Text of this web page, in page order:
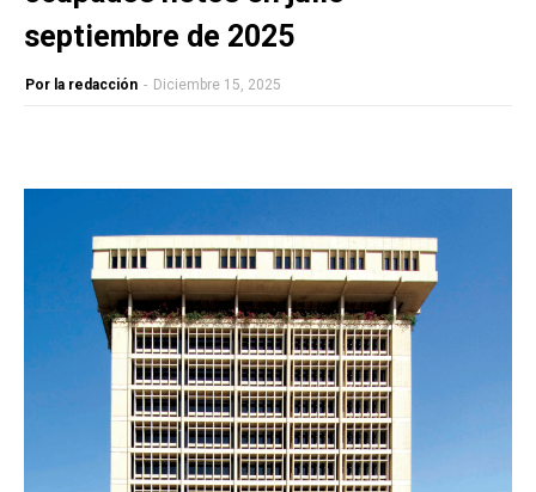
septiembre de 2025
Por la redacción - Diciembre 15, 2025